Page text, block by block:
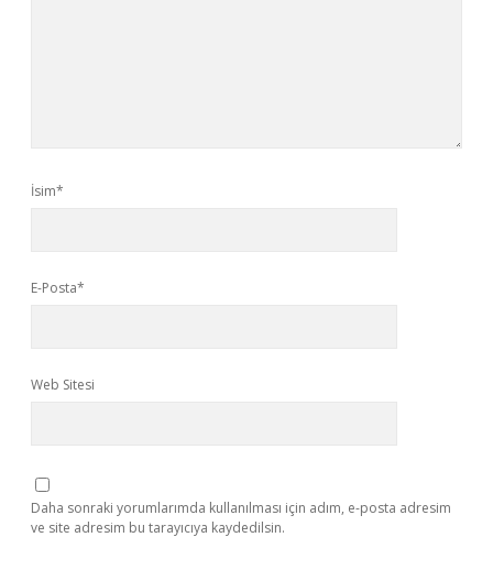
İsim*
E-Posta*
Web Sitesi
Daha sonraki yorumlarımda kullanılması için adım, e-posta adresim
ve site adresim bu tarayıcıya kaydedilsin.